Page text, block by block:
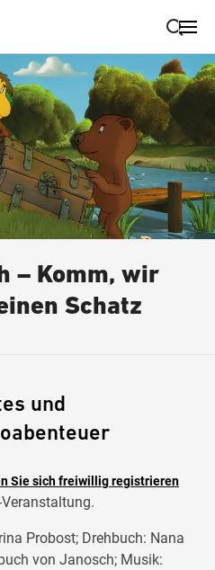
Suche schließen
erhalten
– Komm, wir
Schatz
und
Sie sich freiwillig registrieren
Probost; Drehbuch: Nana
von Janosch; Musik: